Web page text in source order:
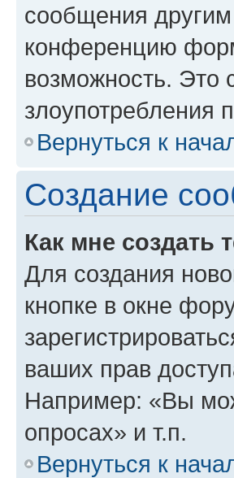
сообщения
конференцию
возможность. Это
злоупотребления
Вернуться к
Создание
Как мне создать
Для создания
кнопке в окне
ваших прав
Например: «Вы
опросах» и т.п.
Вернуться к